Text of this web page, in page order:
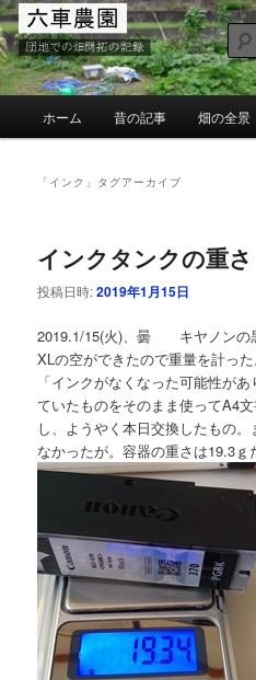
メ
イ
ン
コ
サ
ブ
コ
ン
MG六車農園
団地での畑の開墾と野菜作り
ホーム 昔の記事 畑の全景
「 インク 」タグアーカイブ
インクタンクの重さ
投稿日時:2019年1月15日
2019.1/15(火)、曇 キヤノンの
XLの空ができたので重量を計っ
「インクがなくなった可能性が
ていたものをそのまま使ってA4
し、ようやく本日交換したもの
なかったが。容器の重さは19.3ｇ